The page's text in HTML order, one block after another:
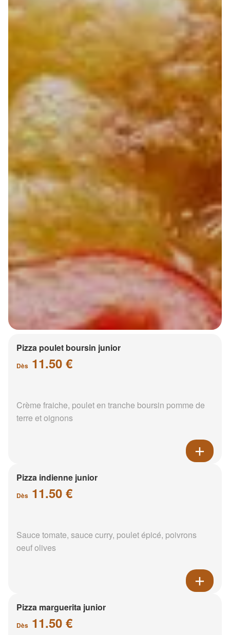
Pizza poulet boursin junior
Dès 11.50 €
Crème fraiche, poulet en tranche boursin pomme de
terre et oignons
Pizza indienne junior
Dès 11.50 €
Sauce tomate, sauce curry, poulet épicé, poivrons
oeuf olives
Pizza marguerita junior
Dès 11.50 €